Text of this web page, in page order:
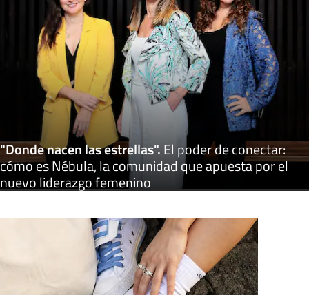
"Donde nacen las estrellas".El poder de conectar:
cómo es Nébula, la comunidad que apuesta por el
nuevo liderazgo femenino